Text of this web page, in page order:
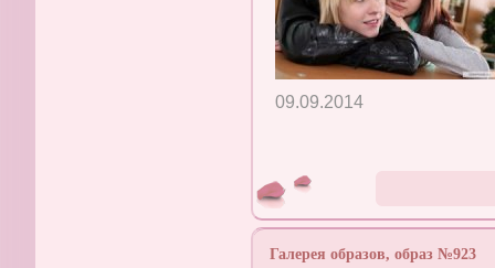
09.09.2014
Галерея образов, образ №923